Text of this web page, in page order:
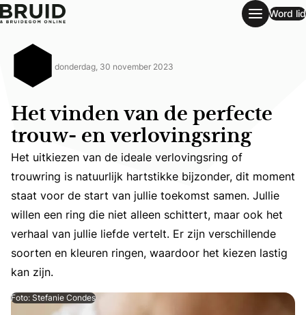
Het vinden van de perfecte trouw- en verlovingsring
Word lid
donderdag, 30 november 2023
Het vinden van de perfecte
trouw- en verlovingsring
Het uitkiezen van de ideale verlovingsring of trouwring
Het uitkiezen van de ideale verlovingsring of
trouwring is natuurlijk hartstikke bijzonder, dit moment
staat voor de start van jullie toekomst samen. Jullie
willen een ring die niet alleen schittert, maar ook het
verhaal van jullie liefde vertelt. Er zijn verschillende
soorten en kleuren ringen, waardoor het kiezen lastig
kan zijn.
Foto: Stefanie Condes